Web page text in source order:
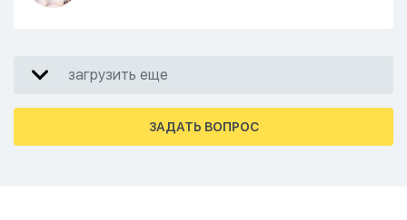
ошибиться и то что намаз не
примется,совершила истихар во время
загрузить еще
ЗАДАТЬ ВОПРОС